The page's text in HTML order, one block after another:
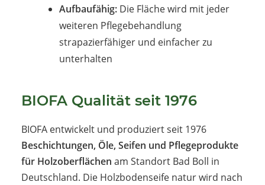
Aufbaufähig: Die Fläche wird mit jeder
weiteren Pflegebehandlung
strapazierfähiger und einfacher zu
unterhalten
BIOFA Qualität seit 1976
BIOFA entwickelt und produziert seit 1976
Beschichtungen, Öle, Seifen und Pflegeprodukte
für Holzoberflächen am Standort Bad Boll in
Deutschland. Die Holzbodenseife natur wird nach